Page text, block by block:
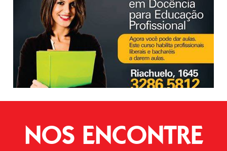
NOS ENCONTRE